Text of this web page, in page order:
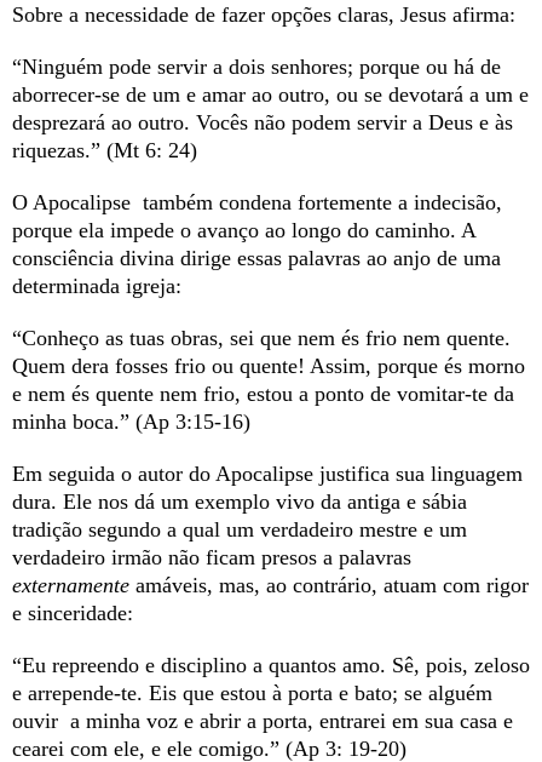
Sobre a necessidade de fazer opções claras, Jesus afirma:
“Ninguém pode servir a dois senhores; porque ou há de
aborrecer-se de um e amar ao outro, ou se devotará a um e
desprezará ao outro. Vocês não podem servir a Deus e às
riquezas.” (Mt 6: 24)
O Apocalipse também condena fortemente a indecisão,
porque ela impede o avanço ao longo do caminho. A
consciência divina dirige essas palavras ao anjo de uma
determinada igreja:
“Conheço as tuas obras, sei que nem és frio nem quente.
Quem dera fosses frio ou quente! Assim, porque és morno
e nem és quente nem frio, estou a ponto de vomitar-te da
minha boca.” (Ap 3:15-16)
Em seguida o autor do Apocalipse justifica sua linguagem
dura. Ele nos dá um exemplo vivo da antiga e sábia
tradição segundo a qual um verdadeiro mestre e um
verdadeiro irmão não ficam presos a palavras
externamente amáveis, mas, ao contrário, atuam com rigor
e sinceridade:
“Eu repreendo e disciplino a quantos amo. Sê, pois, zeloso
e arrepende-te. Eis que estou à porta e bato; se alguém
ouvir a minha voz e abrir a porta, entrarei em sua casa e
cearei com ele, e ele comigo.” (Ap 3: 19-20)